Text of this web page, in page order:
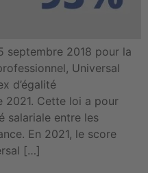
septembre 2018 pour la
Universal
d’égalité
2021. Cette loi a pour
salariale entre les
En 2021, le score
[…]